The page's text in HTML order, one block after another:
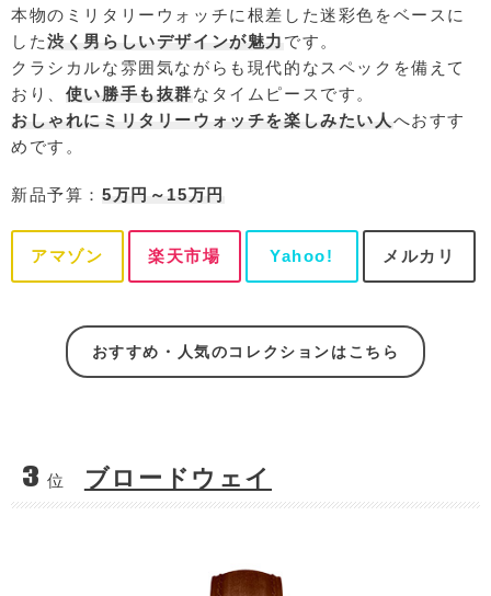
本物のミリタリーウォッチに根差した迷彩色をベースに
した渋く男らしいデザインが魅力 です。
クラシカルな雰囲気ながらも現代的なスペックを備えて
おり、 使い勝手も抜群なタイムピースです。
おしゃれにミリタリーウォッチを楽しみたい人 へおすす
めです。
新品予算： 5万円～15万円
アマゾン 楽天市場 Yahoo! メルカリ
おすすめ・人気のコレクションはこちら
3 位 ブロードウェイ